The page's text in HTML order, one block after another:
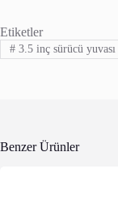
Etiketler
#3.5 inç sürücü yuvası
Benzer Ürünler